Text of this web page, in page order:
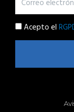
Acepto el